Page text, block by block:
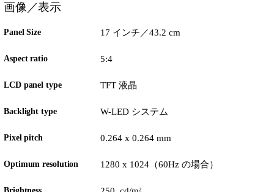
画像／表示
Panel Size 17 インチ／43.2 cm
Aspect ratio 5:4
LCD panel type TFT 液晶
Backlight type W-LED システム
Pixel pitch 0.264 x 0.264 mm
Optimum resolution 1280 x 1024（60Hz の場合）